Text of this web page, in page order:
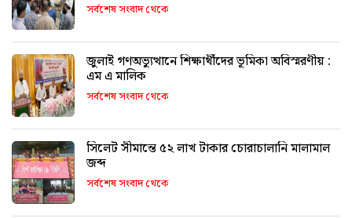
সর্বশেষ সংবাদ থেকে
জুলাই গণঅভ্যুত্থানে শিক্ষার্থীদের ভূমিকা অবিস্মরণীয় :
এম এ মালিক
সর্বশেষ সংবাদ থেকে
সিলেট সীমান্তে ৫২ লাখ টাকার চোরাচালানি মালামাল
জব্দ
সর্বশেষ সংবাদ থেকে